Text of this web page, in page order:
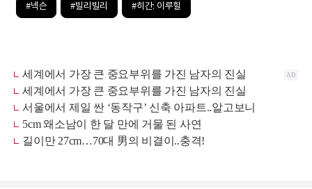
#넥슨 #빌리빌리 #히간: 이루힐